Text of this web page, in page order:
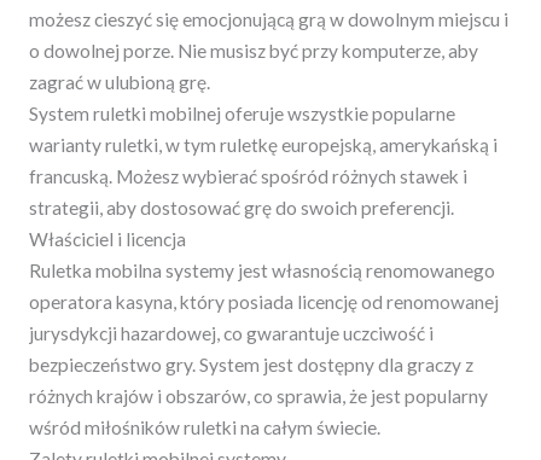
możesz cieszyć się emocjonującą grą w dowolnym miejscu i
o dowolnej porze. Nie musisz być przy komputerze, aby
zagrać w ulubioną grę.
System ruletki mobilnej oferuje wszystkie popularne
warianty ruletki, w tym ruletkę europejską, amerykańską i
francuską. Możesz wybierać spośród różnych stawek i
strategii, aby dostosować grę do swoich preferencji.
Właściciel i licencja
Ruletka mobilna systemy jest własnością renomowanego
operatora kasyna, który posiada licencję od renomowanej
jurysdykcji hazardowej, co gwarantuje uczciwość i
bezpieczeństwo gry. System jest dostępny dla graczy z
różnych krajów i obszarów, co sprawia, że jest popularny
wśród miłośników ruletki na całym świecie.